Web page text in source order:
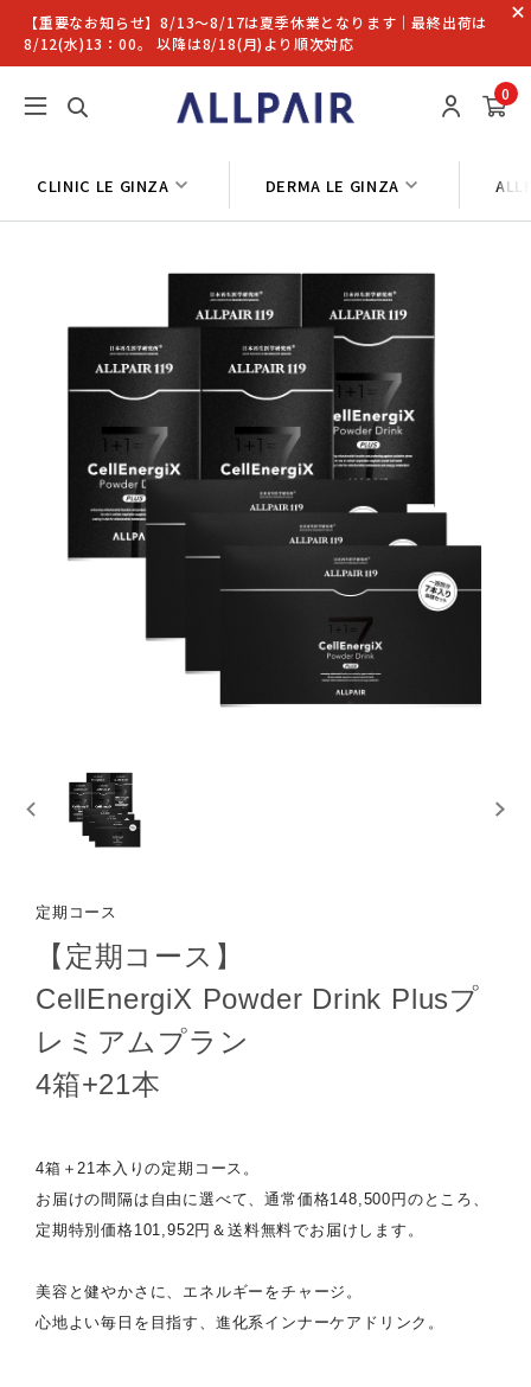
【重要なお知らせ】8/13〜8/17は夏季休業となります｜最終出荷は
8/12(水)13：00。 以降は8/18(月)より順次対応
0
CLINIC LE GINZA DERMA LE GINZA
定期コース
【定期コース】
CellEnergiX Powder Drink Plusプ
レミアムプラン
4箱+21本
4箱＋21本入りの定期コース。
お届けの間隔は自由に選べて、通常価格148,500円のところ、
定期特別価格101,952円＆送料無料でお届けします。
美容と健やかさに、エネルギーをチャージ。
心地よい毎日を目指す、進化系インナーケアドリンク。